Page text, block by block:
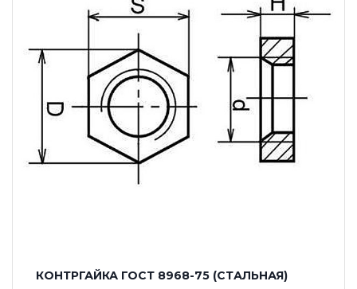
КОНТРГАЙКА ГОСТ 8968-75 (СТАЛЬНАЯ)